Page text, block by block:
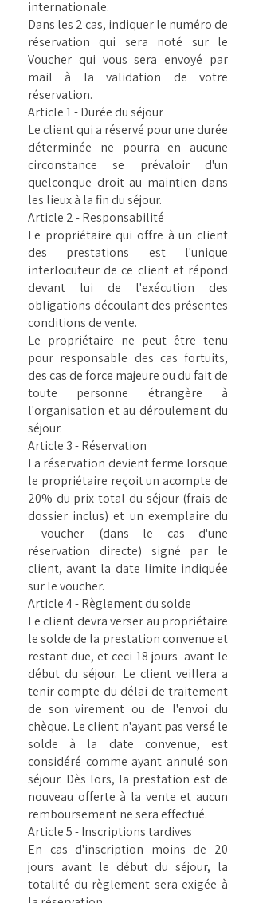
internationale.
Dans les 2 cas, indiquer le numéro de
réservation qui sera noté sur le
Voucher qui vous sera envoyé par
mail à la validation de votre
réservation.
Article 1 - Durée du séjour
Le client qui a réservé pour une durée
déterminée ne pourra en aucune
circonstance se prévaloir d'un
quelconque droit au maintien dans
les lieux à la fin du séjour.
Article 2 - Responsabilité
Le propriétaire qui offre à un client
des prestations est l'unique
interlocuteur de ce client et répond
devant lui de l'exécution des
obligations découlant des présentes
conditions de vente.
Le propriétaire ne peut être tenu
pour responsable des cas fortuits,
des cas de force majeure ou du fait de
toute personne étrangère à
l'organisation et au déroulement du
séjour.
Article 3 - Réservation
La réservation devient ferme lorsque
le propriétaire reçoit un acompte de
20% du prix total du séjour (frais de
dossier inclus) et un exemplaire du
voucher (dans le cas d'une
réservation directe) signé par le
client, avant la date limite indiquée
sur le voucher.
Article 4 - Règlement du solde
Le client devra verser au propriétaire
le solde de la prestation convenue et
restant due, et ceci 18 jours avant le
début du séjour. Le client veillera a
tenir compte du délai de traitement
de son virement ou de l'envoi du
chèque. Le client n'ayant pas versé le
solde à la date convenue, est
considéré comme ayant annulé son
séjour. Dès lors, la prestation est de
nouveau offerte à la vente et aucun
remboursement ne sera effectué.
Article 5 - Inscriptions tardives
En cas d'inscription moins de 20
jours avant le début du séjour, la
totalité du règlement sera exigée à